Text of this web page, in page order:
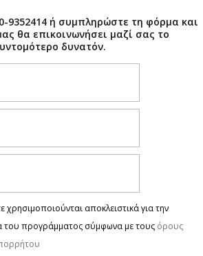
9352414 ή συμπληρώστε τη φόρμα και
θα επικοινωνήσει μαζί σας το
δυνατόν.
χρησιμοποιούνται αποκλειστικά για την
του προγράμματος σύμφωνα με τους όρους